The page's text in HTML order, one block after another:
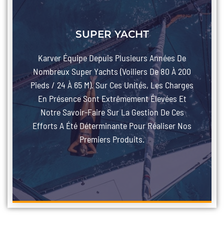
Gérer le consentement
Pour offrir les meilleures expériences, nous utilisons des technologies telles que les
accéder aux informations des appareils. Le fait de consentir à ces technologies nous
données telles que le comportement de navigation ou les ID uniques sur ce site. Le fait de
retirer son consentement peut avoir un effet négatif sur certaines caractéristiques et
Gérer les services
SUPER YACHT
Karver Équipe Depuis Plusieurs Années De
Nombreux Super Yachts (voiliers De 80 À 200
Pieds / 24 À 65 M). Sur Ces Unités, Les Charges
En Présence Sont Extrêmement Élevées Et
Notre Savoir-Faire Sur La Gestion De Ces
Efforts A Été Déterminante Pour Réaliser Nos
Premiers Produits.